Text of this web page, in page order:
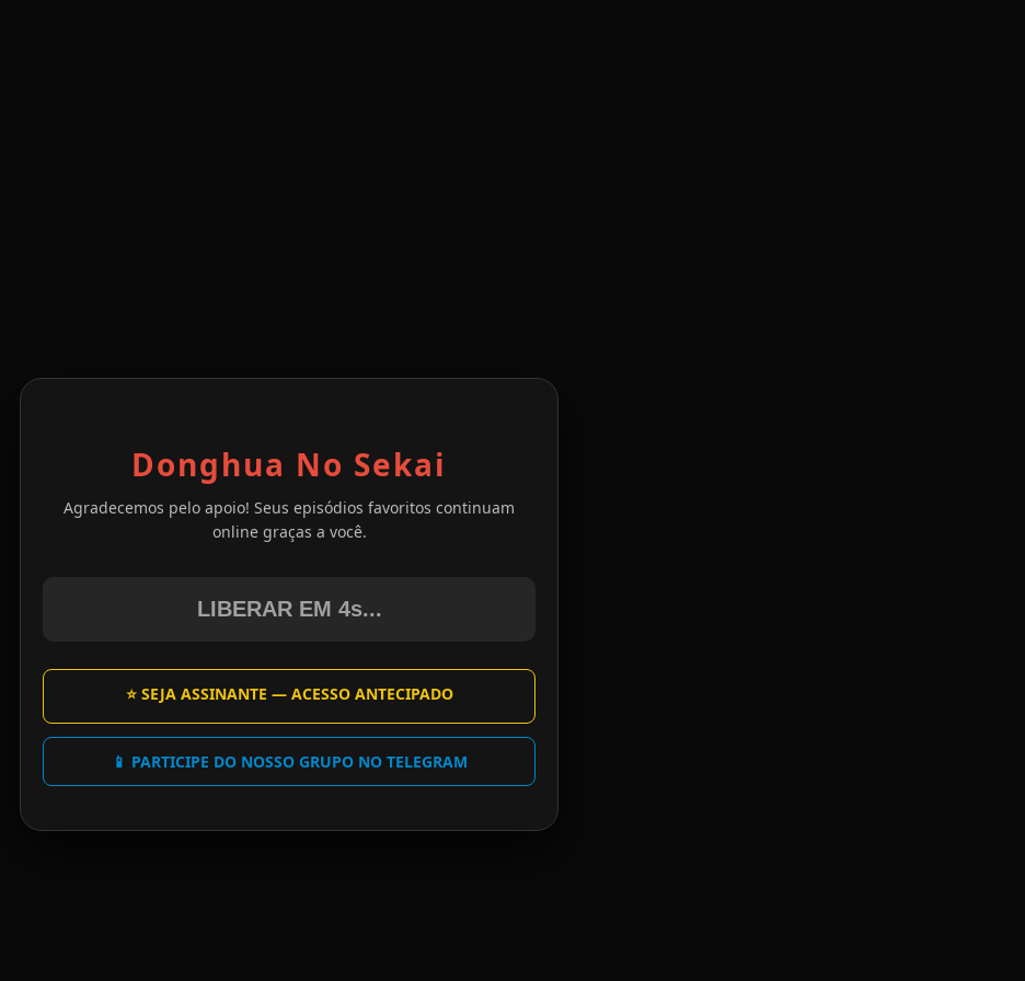
Donghua No Sekai
Agradecemos pelo apoio! Seus episódios favoritos continuam
online graças a você.
LIBERAR EM 4s...
⭐ SEJA ASSINANTE — ACESSO ANTECIPADO
📱 PARTICIPE DO NOSSO GRUPO NO TELEGRAM